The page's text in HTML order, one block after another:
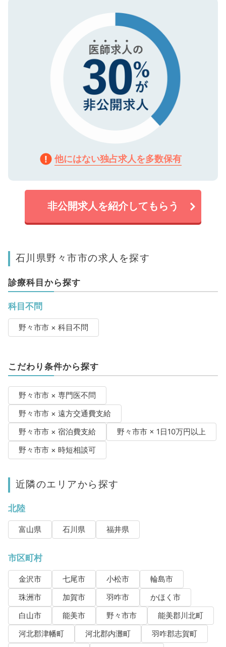
で、機密保持に関してもご安心ください。
他にはない独占求人を多数保有
非公開求人を紹介してもらう
石川県野々市市の求人を探す
診療科目から探す
科目不問
野々市市 × 科目不問
こだわり条件から探す
野々市市 × 専門医不問
野々市市 × 遠方交通費支給
野々市市 × 宿泊費支給
野々市市 × 1日10万円以上
野々市市 × 時短相談可
近隣のエリアから探す
北陸
富山県 石川県 福井県
市区町村
金沢市 七尾市 小松市
輪島市
珠洲市
加賀市 羽咋市
かほく市
白山市
能美市 野々市市
能美郡川北町
河北郡津幡町
河北郡内灘町
羽咋郡志賀町